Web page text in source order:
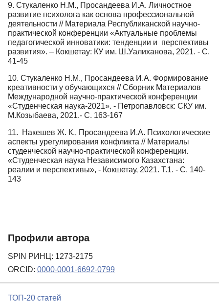
9. Стукаленко Н.М., Просандеева И.А. Личностное
развитие психолога как основа профессиональной
деятельности // Материала Республиканской научно-
практической конференции «Актуальные проблемы
педагогической инноватики: тенденции и перспективы
развития». – Кокшетау: КУ им. Ш.Уалиханова, 2021. - С.
41-45
10. Стукаленко Н.М., Просандеева И.А. Формирование
креативности у обучающихся // Сборник Материалов
Международной научно-практической конференции
«Студенческая наука-2021». - Петропавловск: СКУ им.
М.Козыбаева, 2021.- С. 163-167
11. Накешев Ж. К., Просандеева И.А. Психологические
аспекты урегулирования конфликта // Материалы
студенческой научно-практической конференции.
«Студенческая наука Независимого Казахстана:
реалии и перспективы», - Кокшетау, 2021. Т.1. - С. 140-
143
Профили автора
SPIN РИНЦ: 1273-2175
ORCID: 0000-0001-6692-0799
ТОП-20 статей